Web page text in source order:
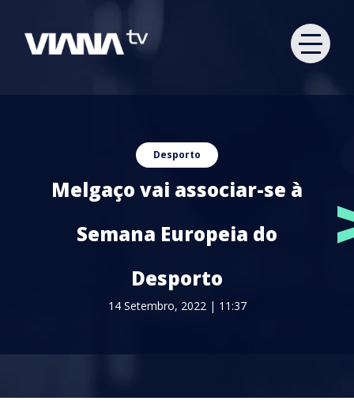
Desporto
Melgaço vai associar-se à
Semana Europeia do
Desporto
14 Setembro, 2022 | 11:37